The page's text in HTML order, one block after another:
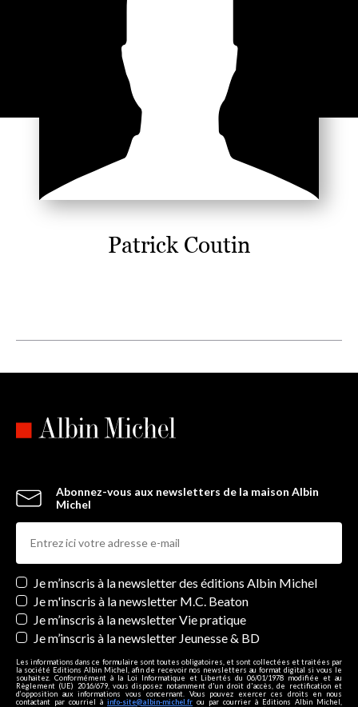
Patrick Coutin
Abonnez-vous aux newsletters de la maison Albin
Michel
Newsletters
Je m’inscris à la newsletter des éditions Albin Michel
Je m'inscris à la newsletter M.C. Beaton
Je m’inscris à la newsletter Vie pratique
Je m’inscris à la newsletter Jeunesse & BD
Les informations dans ce formulaire sont toutes obligatoires, et sont collectées et traitées par
la société Editions Albin Michel, afin de recevoir nos newsletters au format digital si vous le
souhaitez. Conformément à la Loi Informatique et Libertés du 06/01/1978 modifiée et au
Règlement (UE) 2016/679, vous disposez notamment d'un droit d'accès, de rectification et
d’opposition aux informations vous concernant. Vous pouvez exercer ces droits en nous
contactant par courriel à info-site@albin-michel.fr ou par courrier à Editions Albin Michel,